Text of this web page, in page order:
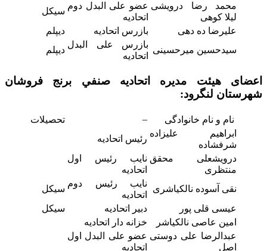
محمد رضا درویشی
لیلا کوهی
عضو علی البدل دوم
اتحادیه
سیکل
علیرضا ده دهی
بازرس اتحادیه
دیپلم
سیدحسین میرحسینی
بازرس علی البدل
اتحادیه
دیپلم
اعضای هیئت مدیره اتحاديه صنفي برنج فروشان
شهرستان لنگرود:
نام و نام خانوادگی –
تحصیلات
ابراهیم علیزاده
شرفشاده
رئیس اتحادیه
درویشعلی محقق
منتظری
نایب رئیس اول
اتحادیه
نقی آسوده نالکیاشری
نایب رئیس دوم
اتحادیه
سیکل
عیسی قلی پور
دبیر اتحادیه
سیکل
امین عاصی نالکیاشر
خزانه دار اتحادیه
عبدالرضا علی دوستی
اصل
عضو علی البدل اول
اتحادیه